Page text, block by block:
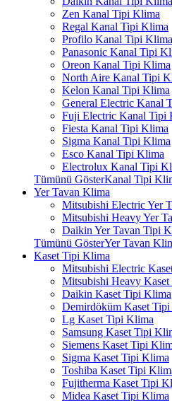
Zen Kanal Tipi Klima
Regal Kanal Tipi Klima
Profilo Kanal Tipi Klima
Panasonic Kanal Tipi
Oreon Kanal Tipi Klima
North Aire Kanal Tipi
Kelon Kanal Tipi Klima
General Electric Kanal
Fuji Electric Kanal Tipi
Fiesta Kanal Tipi Klima
Sigma Kanal Tipi Klima
Esco Kanal Tipi Klima
Electrolux Kanal Tipi
Tümünü GösterKanal Tipi
Yer Tavan Klima
Mitsubishi Electric Yer
Mitsubishi Heavy Yer
Daikin Yer Tavan Tipi
Tümünü GösterYer Tavan
Kaset Tipi Klima
Mitsubishi Electric
Mitsubishi Heavy
Daikin Kaset Tipi Klima
Demirdöküm Kaset
Lg Kaset Tipi Klima
Samsung Kaset Tipi
Siemens Kaset Tipi
Sigma Kaset Tipi Klima
Toshiba Kaset Tipi
Fujitherma Kaset Tipi
Midea Kaset Tipi Klima